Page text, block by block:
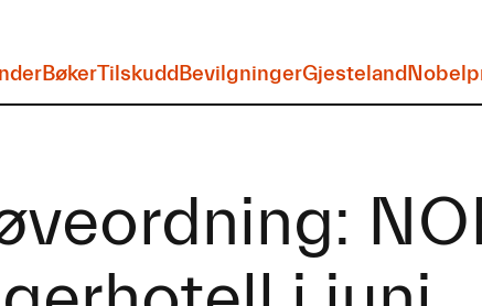
BøkerTilskuddBevilgningerGjesteland